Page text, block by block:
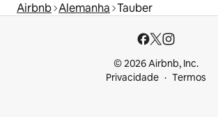
Airbnb Alemanha Tauber
© 2026 Airbnb, Inc.
Privacidade
Termos